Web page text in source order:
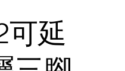
可延